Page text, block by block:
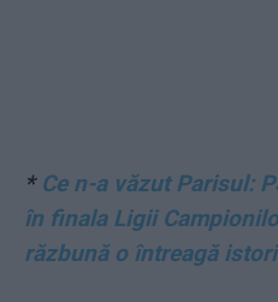
* Ce n-a văzut Parisul:
în finala Ligii
răzbună o întreagă